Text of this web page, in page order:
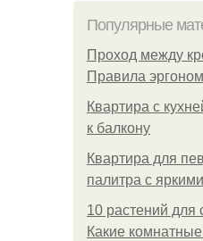
Популярные
Проход между
Правила
Квартира с
к балкону
Квартира для
палитра с
10 растений для
Какие